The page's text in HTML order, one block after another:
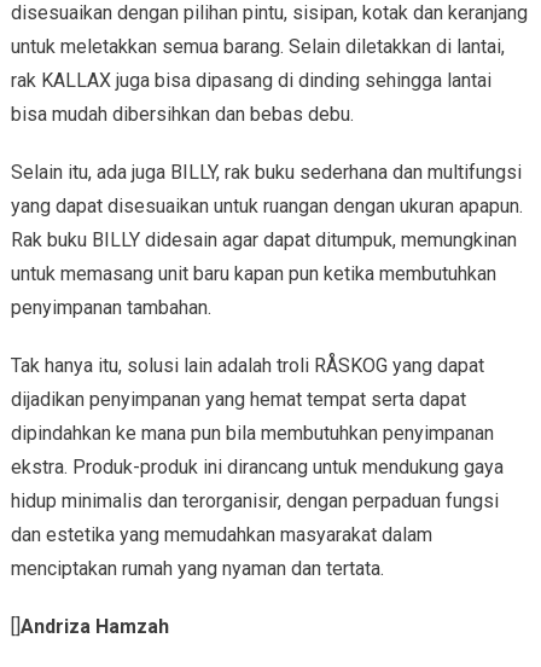
disesuaikan dengan pilihan pintu, sisipan, kotak dan keranjang
untuk meletakkan semua barang. Selain diletakkan di lantai,
rak KALLAX juga bisa dipasang di dinding sehingga lantai
bisa mudah dibersihkan dan bebas debu.
Selain itu, ada juga BILLY, rak buku sederhana dan multifungsi
yang dapat disesuaikan untuk ruangan dengan ukuran apapun.
Rak buku BILLY didesain agar dapat ditumpuk, memungkinan
untuk memasang unit baru kapan pun ketika membutuhkan
penyimpanan tambahan.
Tak hanya itu, solusi lain adalah troli RÅSKOG yang dapat
dijadikan penyimpanan yang hemat tempat serta dapat
dipindahkan ke mana pun bila membutuhkan penyimpanan
ekstra. Produk-produk ini dirancang untuk mendukung gaya
hidup minimalis dan terorganisir, dengan perpaduan fungsi
dan estetika yang memudahkan masyarakat dalam
menciptakan rumah yang nyaman dan tertata.
[]Andriza Hamzah